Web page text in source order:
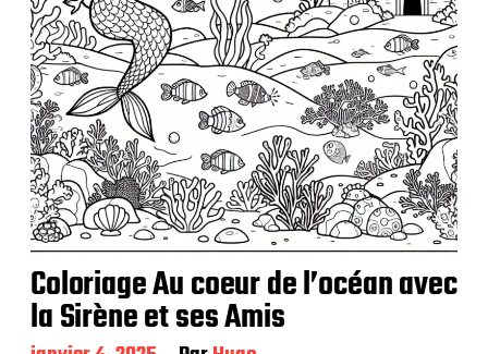
Coloriage Au coeur de l’océan avec
la Sirène et ses Amis